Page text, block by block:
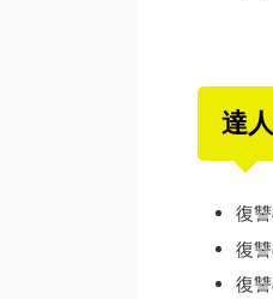
達
復
復
復